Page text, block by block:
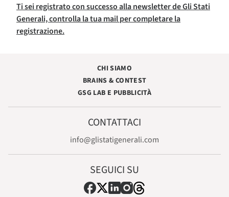
Ti sei registrato con successo alla newsletter de Gli Stati
Generali, controlla la tua mail per completare la
registrazione.
CHI SIAMO
BRAINS & CONTEST
GSG LAB E PUBBLICITÀ
CONTATTACI
info@glistatigenerali.com
SEGUICI SU